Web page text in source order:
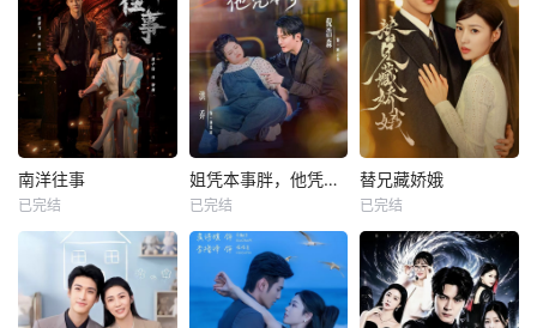
南洋往事
已完结
姐凭本事胖，他凭本事追
已完结
替兄藏娇娥
已完结